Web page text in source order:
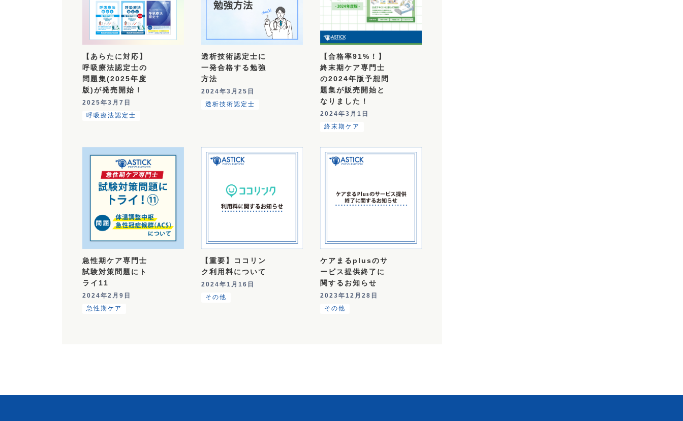
【あらたに対応】
呼吸療法認定士の
問題集(2025年度
版)が発売開始！
2025年3月7日
呼吸療法認定士
透析技術認定士に
一発合格する勉強
方法
2024年3月25日
透析技術認定士
【合格率91%！】
終末期ケア専門士
の2024年版予想問
題集が販売開始と
なりました！
2024年3月1日
終末期ケア
急性期ケア専門士
試験対策問題にト
ライ11
2024年2月9日
急性期ケア
【重要】ココリン
ク利用料について
2024年1月16日
その他
ケアまるplusのサ
ービス提供終了に
関するお知らせ
2023年12月28日
その他